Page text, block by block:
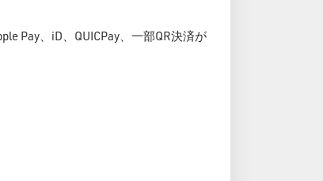
Pay、iD、QUICPay、一部QR決済が